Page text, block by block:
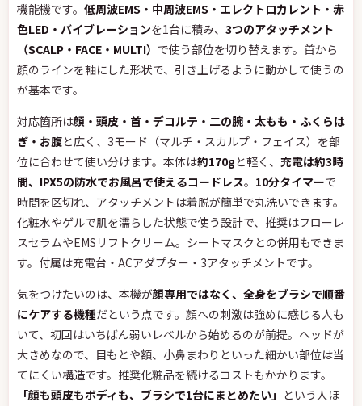
機能機です。 低周波EMS・中周波EMS・エレクトロカレント・赤
色LED・バイブレーションを1台に積み、 3つのアタッチメント
（SCALP・FACE・MULTI） で使う部位を切り替えます。首から
顔のラインを軸にした形状で、引き上げるように動かして使うの
が基本です。
対応箇所は顔・頭皮・首・デコルテ・二の腕・太もも・ふくらは
ぎ・お腹と広く、3モード（マルチ・スカルプ・フェイス）を部
位に合わせて使い分けます。本体は約170gと軽く、 充電は約3時
間、IPX5の防水でお風呂で使えるコードレス。 10分タイマーで
時間を区切れ、アタッチメントは着脱が簡単で丸洗いできます。
化粧水やゲルで肌を濡らした状態で使う設計で、推奨はフローレ
スセラムやEMSリフトクリーム。シートマスクとの併用もできま
す。付属は充電台・ACアダプター・3アタッチメントです。
気をつけたいのは、本機が顔専用ではなく、全身をブラシで順番
にケアする機種だという点です。顔への刺激は強めに感じる人も
いて、初回はいちばん弱いレベルから始めるのが前提。ヘッドが
大きめなので、目もとや額、小鼻まわりといった細かい部位は当
てにくい構造です。推奨化粧品を続けるコストもかかります。
「顔も頭皮もボディも、ブラシで1台にまとめたい」 という人ほ